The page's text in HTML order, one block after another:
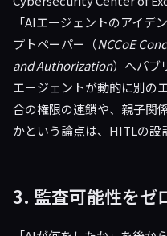
「AIエージェントのアイデ
プトペーパー（NCCoE
and Authorization）へパブ
エージェントが動的に別の
合の権限の連鎖や、親子関
かという論点は、HITLの設
3. 監査可能性をゼ